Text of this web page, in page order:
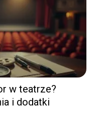
w teatrze?
i dodatki